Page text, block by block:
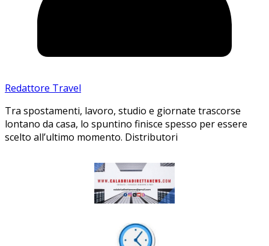
Redattore Travel
Tra spostamenti, lavoro, studio e giornate trascorse
lontano da casa, lo spuntino finisce spesso per essere
scelto all’ultimo momento. Distributori